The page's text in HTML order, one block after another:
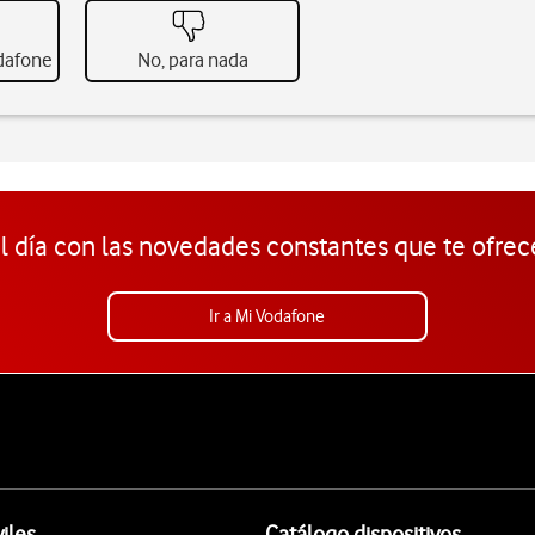
No, para nada
día con las novedades constantes que te
Ir a Mi Vodafone